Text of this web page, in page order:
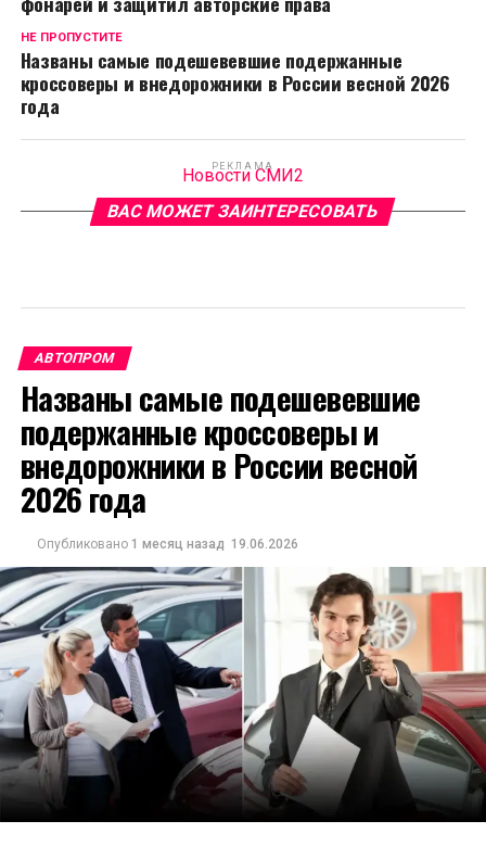
НЕ ПРОПУСТИТЕ
Названы самые подешевевшие подержанные
кроссоверы и внедорожники в России весной 2026
года
РЕКЛАМА
Новости СМИ2
ВАС МОЖЕТ ЗАИНТЕРЕСОВАТЬ
АВТОПРОМ
Названы самые подешевевшие
подержанные кроссоверы и
внедорожники в России весной
2026 года
Опубликовано 1 месяц назад 19.06.2026